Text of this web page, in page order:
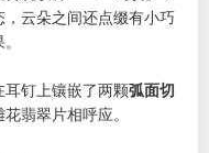
云朵之间还点缀有小巧
耳钉上镶嵌了两颗弧面切
翡翠片相呼应。